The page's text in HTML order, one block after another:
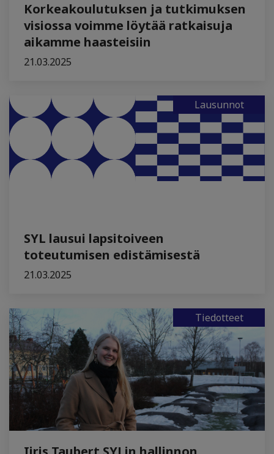
Korkeakoulutuksen ja tutkimuksen
visiossa voimme löytää ratkaisuja
aikamme haasteisiin
21.03.2025
Lausunnot
SYL lausui lapsitoiveen
toteutumisen edistämisestä
21.03.2025
Tiedotteet